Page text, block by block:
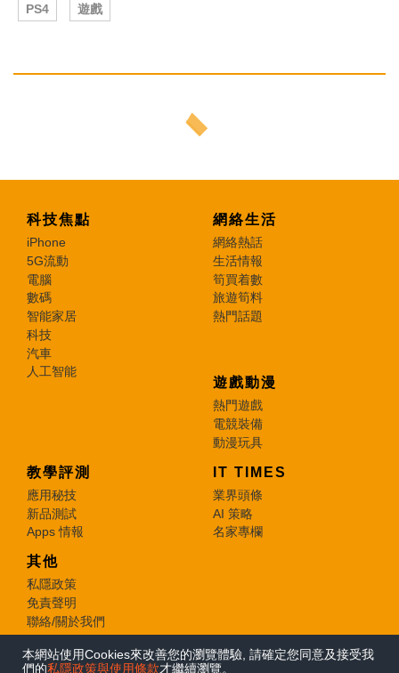
本網站使用Cookies來改善您的瀏覽體驗, 請確定您同意及接受我
們的私隱政策與使用條款才繼續瀏覽。
PS4 遊戲
科技焦點
iPhone
5G流動
電腦
數碼
智能家居
科技
汽車
人工智能
網絡生活
網絡熱話
生活情報
筍買着數
旅遊筍料
熱門話題
遊戲動漫
熱門遊戲
電競裝備
動漫玩具
教學評測
應用秘技
新品測試
Apps 情報
IT TIMES
業界頭條
AI 策略
名家專欄
其他
私隱政策
免責聲明
聯絡/關於我們
© 2026 e-zone. All Rights Reserved.